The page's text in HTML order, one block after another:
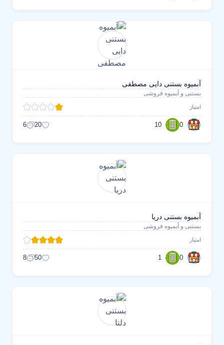
آبمیوه بستنی دایی مصطفی
بستنی و آبمیوه فروشی
امتیاز
0
10
20
6
آبمیوه بستنی دریا
بستنی و آبمیوه فروشی
امتیاز
0
1
50
8